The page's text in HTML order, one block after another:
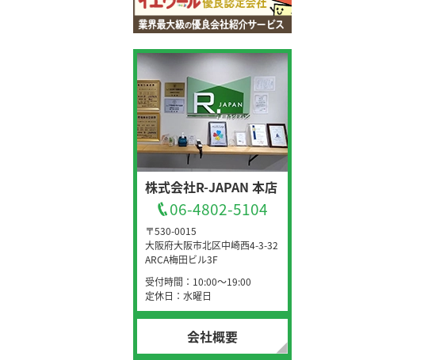
株式会社R-JAPAN 本店
06-4802-5104
〒530-0015
大阪府大阪市北区中崎西4-3-32
ARCA梅田ビル3F
受付時間：10:00～19:00
定休日：水曜日
会社概要